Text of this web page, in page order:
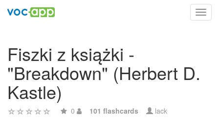
Fiszki z książki -
"Breakdown" (Herbert D.
Kastle)
0 101 flashcards lack